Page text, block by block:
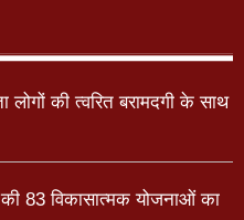
लोगों की त्वरित बरामदगी के साथ
83 विकासात्मक योजनाओं का